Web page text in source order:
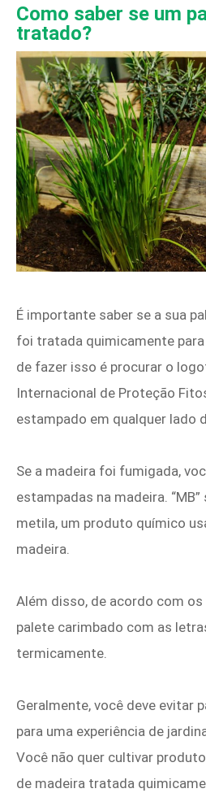
Como saber se um
tratado?
É importante saber se a sua
foi tratada quimicamente
de fazer isso é procurar o
Internacional de Proteção
estampado em qualquer lado
Se a madeira foi fumigada,
estampadas na madeira.
metila, um produto químico
madeira.
Além disso, de acordo com os
palete carimbado com as
termicamente.
Geralmente, você deve evitar
para uma experiência de
Você não quer cultivar
de madeira tratada